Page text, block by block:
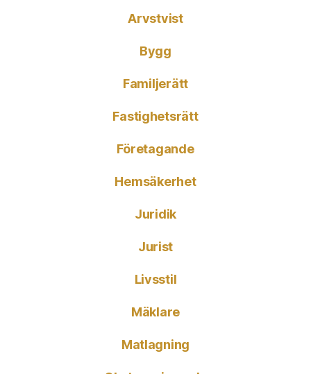
Arvstvist
Bygg
Familjerätt
Fastighetsrätt
Företagande
Hemsäkerhet
Juridik
Jurist
Livsstil
Mäklare
Matlagning